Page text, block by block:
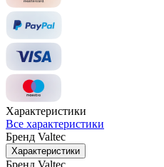
Характеристики
Все характеристики
Бренд Valtec
Характеристики
Бренд Valtec